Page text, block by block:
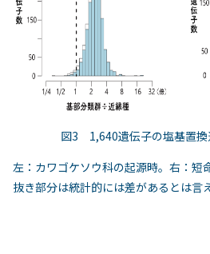
図3 1,640遺伝子の塩基置換
左：カワゴケソウ科の起源時。右：
抜き部分は統計的には差があるとは言